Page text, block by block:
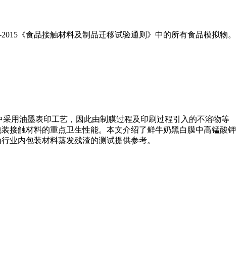
《食品接触材料及制品迁移试验通则》中的所有食品模拟物。
用油墨表印工艺，因此由制膜过程及印刷过程引入的不溶物等
接触材料的重点卫生性能。本文介绍了鲜牛奶黑白膜中高锰酸钾
业内包装材料蒸发残渣的测试提供参考。